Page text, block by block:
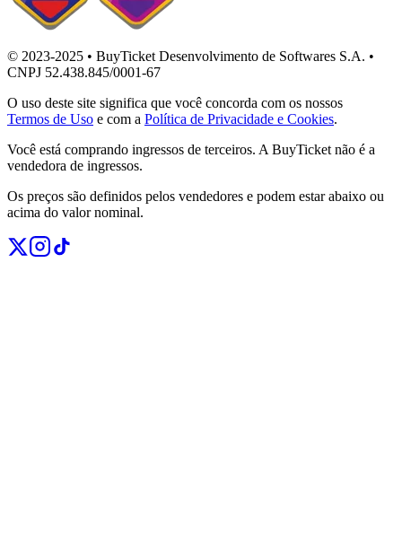
© 2023-2025 • BuyTicket Desenvolvimento de Softwares S.A. •
CNPJ 52.438.845/0001-67
O uso deste site significa que você concorda com os nossos
Termos de Uso e com a Política de Privacidade e Cookies.
Você está comprando ingressos de terceiros. A BuyTicket não é a
vendedora de ingressos.
Os preços são definidos pelos vendedores e podem estar abaixo ou
acima do valor nominal.